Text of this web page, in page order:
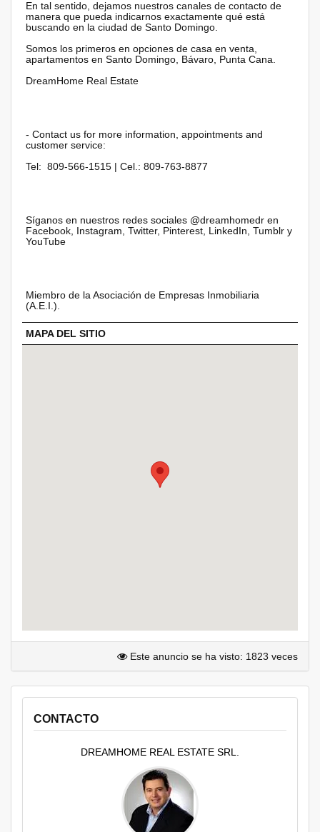
En tal sentido, dejamos nuestros canales de contacto de
manera que pueda indicarnos exactamente qué está
buscando en la ciudad de Santo Domingo.
Somos los primeros en opciones de casa en venta,
apartamentos en Santo Domingo, Bávaro, Punta Cana.
DreamHome Real Estate
- Contact us for more information, appointments and
customer service:
Tel: 809-566-1515 | Cel.: 809-763-8877
Síganos en nuestros redes sociales @dreamhomedr en
Facebook, Instagram, Twitter, Pinterest, LinkedIn, Tumblr y
YouTube
Miembro de la Asociación de Empresas Inmobiliaria
(A.E.I.).
MAPA DEL SITIO
Este anuncio se ha visto: 1823 veces
CONTACTO
DREAMHOME REAL ESTATE SRL.